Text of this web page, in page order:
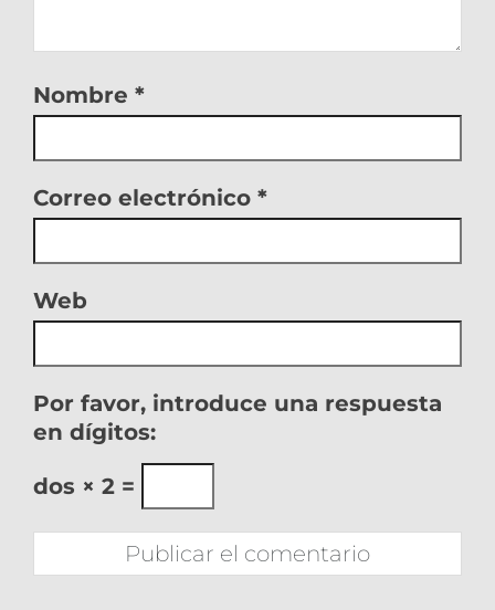
Nombre *
Correo electrónico *
Web
Por favor, introduce una respuesta
en dígitos:
dos × 2 =